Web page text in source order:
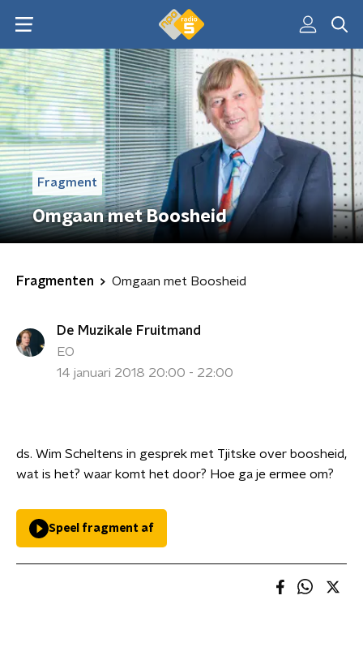
Fragment
Omgaan met Boosheid
Fragmenten Omgaan met Boosheid
De Muzikale Fruitmand
EO
14 januari 2018 20:00 - 22:00
ds. Wim Scheltens in gesprek met Tjitske over boosheid,
wat is het? waar komt het door? Hoe ga je ermee om?
Speel fragment af